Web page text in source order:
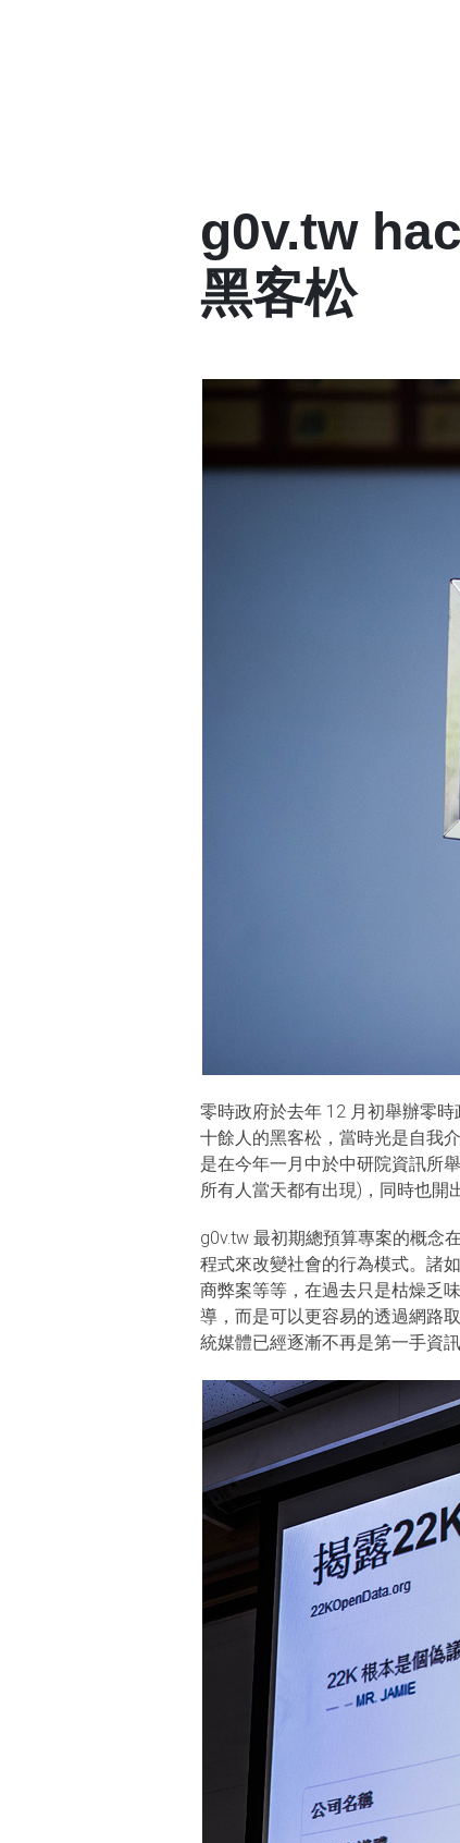
g0v.tw
黑客松
零時政府於去年 12 月初舉辦零
十餘人的黑客松，當時光是自我
是在今年一月中於中研院資訊所
所有人當天都有出現)，同時也開
g0v.tw 最初期總預算專案的概念
程式來改變社會的行為模式。諸
商弊案等等，在過去只是枯燥乏
導，而是可以更容易的透過網路
統媒體已經逐漸不再是第一手資